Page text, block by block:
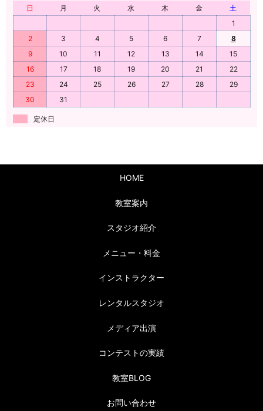
日
月 火 水 木 金
土
1
2
3 4 5 6 7
8
9
10 11 12 13 14
15
16
17 18 19 20 21
22
23
24 25 26 27 28
29
30
31
定休日
HOME
教室案内
スタジオ紹介
メニュー・料金
インストラクター
レンタルスタジオ
メディア出演
コンテストの実績
教室BLOG
お問い合わせ